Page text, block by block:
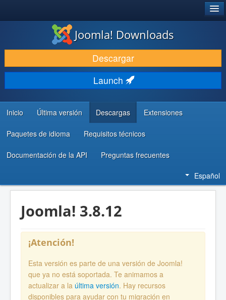
DESCARGAR & EXTENDER
DESCUBRE & APRENDE
COMUNIDAD & SOPORTE
RECURSOS PARA DESARROLLADORES
Joomla! Downloads
Descargar
Launch
Inicio Última versión Descargas Extensiones
Paquetes de idioma Requisitos técnicos
Documentación de la API Preguntas frecuentes
Español
Joomla! 3.8.12
¡Atención!
Esta versión es parte de una versión de Joomla!
que ya no está soportada. Te animamos a
actualizar a la última versión. Hay recursos
disponibles para ayudar con tu migración en